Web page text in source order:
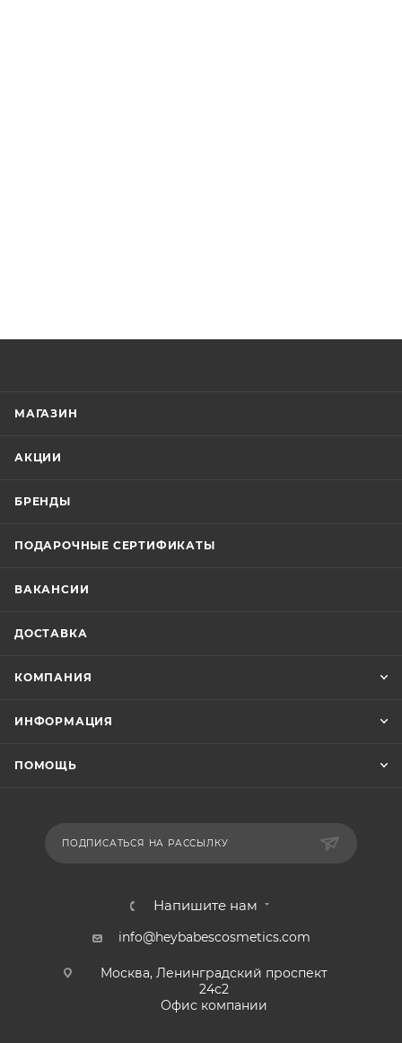
МАГАЗИН
АКЦИИ
БРЕНДЫ
ПОДАРОЧНЫЕ СЕРТИФИКАТЫ
ВАКАНСИИ
ДОСТАВКА
КОМПАНИЯ
ИНФОРМАЦИЯ
ПОМОЩЬ
ПОДПИСАТЬСЯ НА РАССЫЛКУ
Напишите нам
info@heybabescosmetics.com
Москва, Ленинградский проспект
24с2
Офис компании